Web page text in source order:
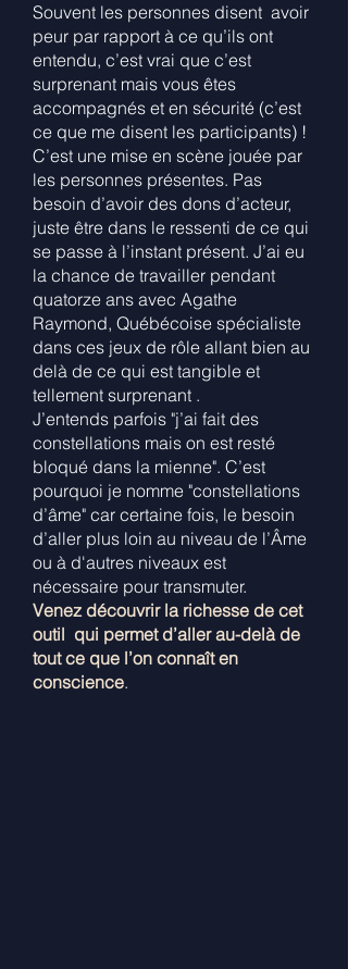
Souvent les personnes disent avoir
peur par rapport à ce qu’ils ont
entendu, c’est vrai que c’est
surprenant mais vous êtes
accompagnés et en sécurité (c’est
ce que me disent les participants) !
C’est une mise en scène jouée par
les personnes présentes. Pas
besoin d’avoir des dons d’acteur,
juste être dans le ressenti de ce qui
se passe à l’instant présent. J’ai eu
la chance de travailler pendant
quatorze ans avec Agathe
Raymond, Québécoise spécialiste
dans ces jeux de rôle allant bien au
delà de ce qui est tangible et
tellement surprenant .
J’entends parfois "j’ai fait des
constellations mais on est resté
bloqué dans la mienne". C’est
pourquoi je nomme "constellations
d’âme" car certaine fois, le besoin
d’aller plus loin au niveau de l’Âme
ou à d'autres niveaux est
nécessaire pour transmuter.
Venez découvrir la richesse de cet
outil qui permet d’aller au-delà de
tout ce que l’on connaît en
conscience.